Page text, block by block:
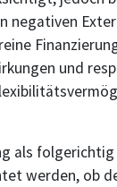
negativen
und
als
werden, ob